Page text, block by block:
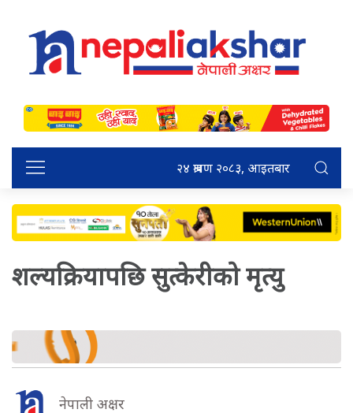
२४ श्रावण २०८३, आइतबार
शल्यक्रियापछि सुत्केरीको मृत्यु
नेपाली अक्षर